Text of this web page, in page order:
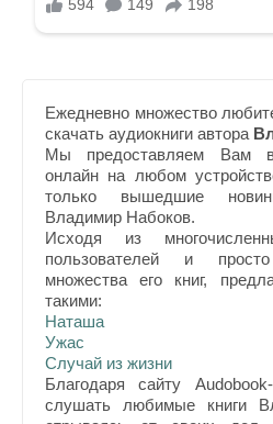
Ежедневно множество
скачать аудиокниги автора
Мы предоставляем Вам
онлайн на любом
только вышедшие
Владимир Набоков.
Исходя из
пользователей и
множества его книг,
такими:
Наташа
Ужас
Случай из жизни
Благодаря сайту
слушать любимые книги